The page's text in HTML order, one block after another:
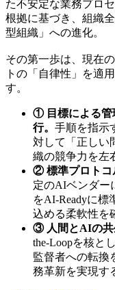
た不安定な業務プロ
根拠に基づき、組織
型組織」への進化。
その第一歩は、現在
トの「自律性」を適
す。
① 目標による管
行。 手順を指示
対して「正しい
織の競争力を左
② 標準プロトコ
定のAIベンダー
をAI-Readyに標
込める柔軟性を
③ 人間とAIの共
the-Loopを核と
監督者への転換
務革新を実現す